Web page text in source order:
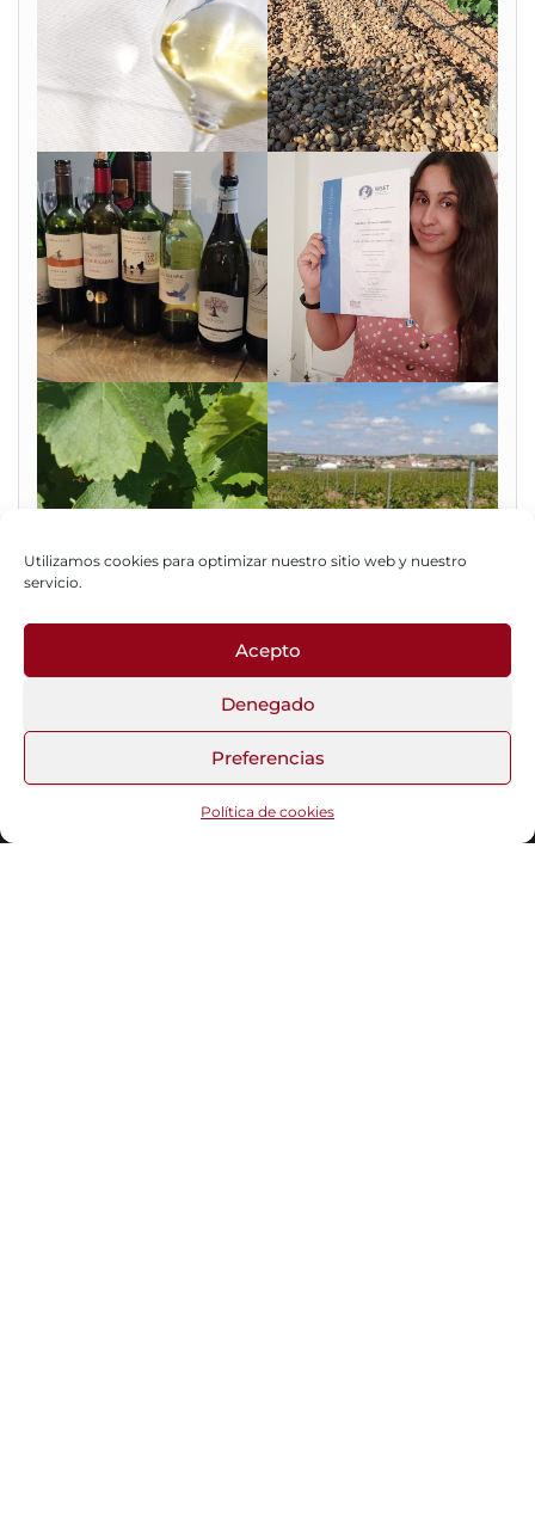
Utilizamos cookies para optimizar nuestro sitio web y nuestro
servicio.
Acepto
Denegado
Preferencias
Política de cookies
Fotos del Blog
Funciona gracias aWordPress |Tema:Head Blog